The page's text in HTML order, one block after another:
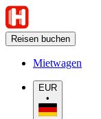
Reisen buchen
Mietwagen
EUR
•